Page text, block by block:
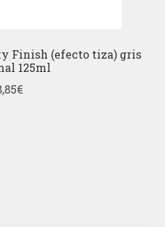
Finish (efecto tiza) gris
125ml
€